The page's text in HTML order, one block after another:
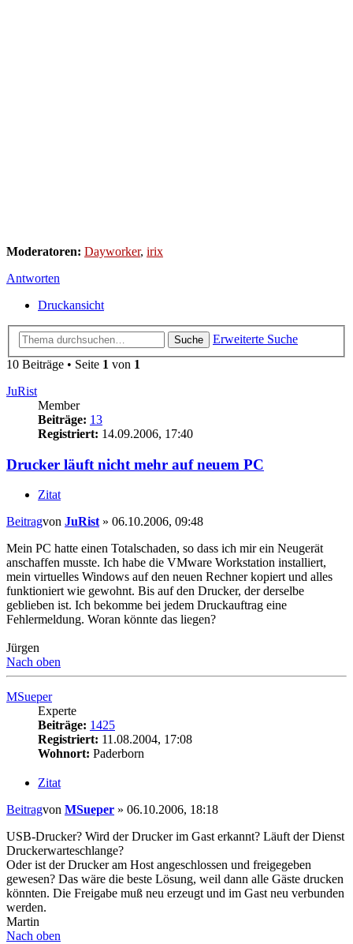
Moderatoren: Dayworker, irix
Antworten
Druckansicht
Suche
Erweiterte Suche
10 Beiträge • Seite 1 von 1
JuRist
Member
Beiträge: 13
Registriert: 14.09.2006, 17:40
Drucker läuft nicht mehr auf neuem PC
Zitat
Beitragvon JuRist » 06.10.2006, 09:48
Mein PC hatte einen Totalschaden, so dass ich mir ein Neugerät
anschaffen musste. Ich habe die VMware Workstation installiert,
mein virtuelles Windows auf den neuen Rechner kopiert und alles
funktioniert wie gewohnt. Bis auf den Drucker, der derselbe
geblieben ist. Ich bekomme bei jedem Druckauftrag eine
Fehlermeldung. Woran könnte das liegen?
Jürgen
Nach oben
MSueper
Experte
Beiträge: 1425
Registriert: 11.08.2004, 17:08
Wohnort: Paderborn
Zitat
Beitragvon MSueper » 06.10.2006, 18:18
USB-Drucker? Wird der Drucker im Gast erkannt? Läuft der Dienst
Druckerwarteschlange?
Oder ist der Drucker am Host angeschlossen und freigegeben
gewesen? Das wäre die beste Lösung, weil dann alle Gäste drucken
könnten. Die Freigabe muß neu erzeugt und im Gast neu verbunden
werden.
Martin
Nach oben